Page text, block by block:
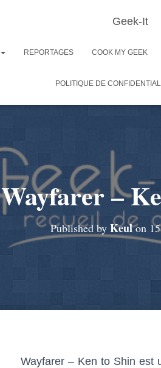
Geek-It
REPORTAGES COOK MY GEEK
POLITIQUE DE
Wayfarer –
Published by Keulon
Wayfarer – Ken to Shin est